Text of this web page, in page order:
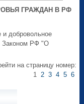
ГРАЖДАН В РФ
и добровольное
Законом РФ "О
на страницу номер:
1 2 3 4 5 6